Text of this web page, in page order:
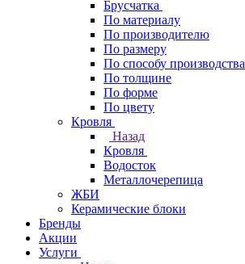
Брусчатка
По материалу
По производителю
По размеру
По способу производства
По толщине
По форме
По цвету
Кровля
Назад
Кровля
Водосток
Металлочерепица
ЖБИ
Керамические блоки
Бренды
Акции
Услуги